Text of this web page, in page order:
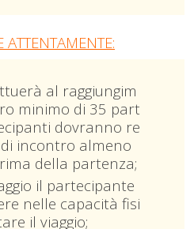
ATTENTAMENTE:
al raggiungim
minimo di 35 part
dovranno re
incontro almeno
della partenza;
il partecipante
nelle capacità fisi
il viaggio;